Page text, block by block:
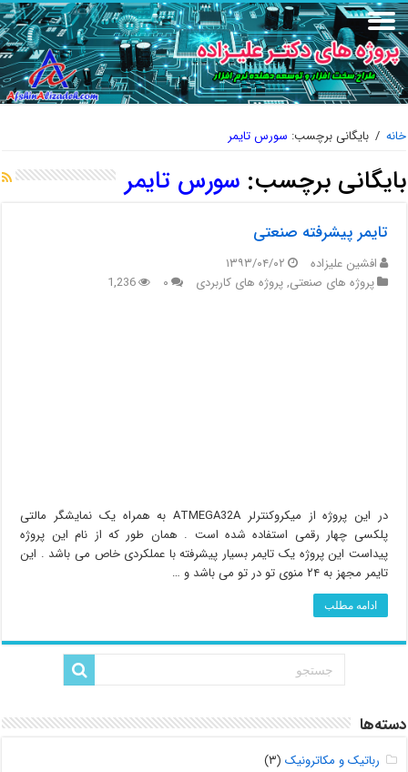
خانه / بایگانی برچسب: سورس تایمر
بایگانی برچسب:سورس تایمر
تایمر پیشرفته صنعتی
افشین علیزاده
۱۳۹۳/۰۴/۰۲
پروژه های صنعتی,پروژه های کاربردی ۰ 1,236
در این پروژه از میکروکنترلر ATMEGA32A به همراه یک نمایشگر مالتی
پلکسی چهار رقمی استفاده شده است . همان طور که از نام این پروژه
پیداست این پروژه یک تایمر بسیار پیشرفته با عملکردی خاص می باشد . این
تایمر مجهز به ۲۴ منوی تو در تو می باشد و …
ادامه مطلب
دسته‌ها
رباتیک و مکاترونیک (۳)